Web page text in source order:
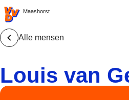
VVD.nl - Ga naar de homepage
Maashorst
Alle mensen
Louis van